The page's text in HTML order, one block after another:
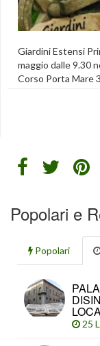
Giardini Estensi
maggio dalle 9.30
Corso Porta Mare
Popolari e
Popolari
25